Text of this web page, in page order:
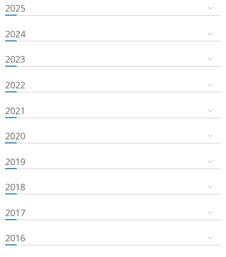
2025
2024
2023
2022
2021
2020
2019
2018
2017
2016